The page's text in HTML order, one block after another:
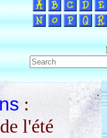
:
l'été